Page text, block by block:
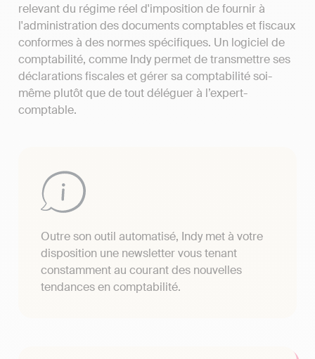
relevant du régime réel d'imposition de fournir à
l'administration des documents comptables et fiscaux
conformes à des normes spécifiques. Un logiciel de
comptabilité, comme Indy permet de transmettre ses
déclarations fiscales et gérer sa comptabilité soi-
même plutôt que de tout déléguer à l’expert-
comptable.
Outre son outil automatisé, Indy met à votre
disposition une newsletter vous tenant
constamment au courant des nouvelles
tendances en comptabilité.